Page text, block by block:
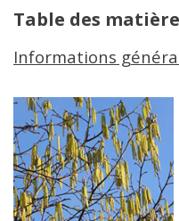
Table des
Informations